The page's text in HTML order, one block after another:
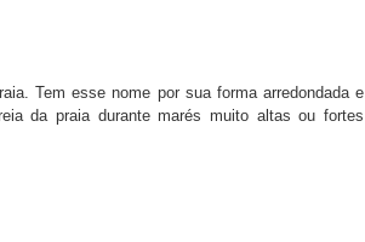
Tem esse nome por sua forma arredondada e
da praia durante marés muito altas ou fortes